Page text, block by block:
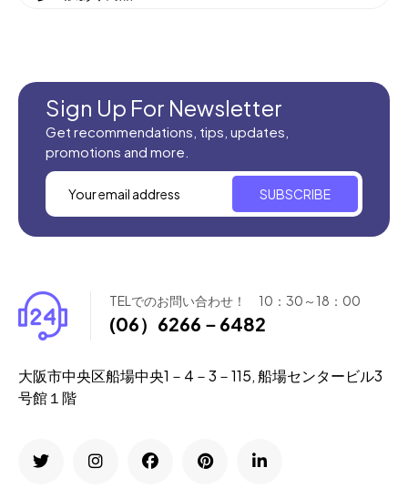
新商品入荷
Sign Up For Newsletter
Get recommendations, tips, updates,
promotions and more.
SUBSCRIBE
TELでのお問い合わせ！ 10：30～18：00
(06）6266－6482
大阪市中央区船場中央1－4－3－115, 船場センタービル3
号館１階